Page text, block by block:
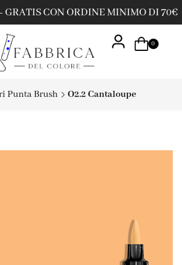
GRATIS CON ORDINE MINIMO DI 70€
0
Punta Brush O2.2 Cantaloupe